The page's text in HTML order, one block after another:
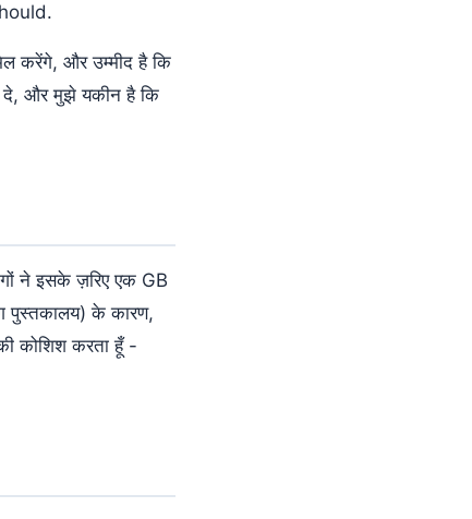
करेंगे, और उम्मीद है कि
दे, और मुझे यकीन है कि
ने इसके ज़रिए एक GB
पुस्तकालय) के कारण,
कोशिश करता हूँ -